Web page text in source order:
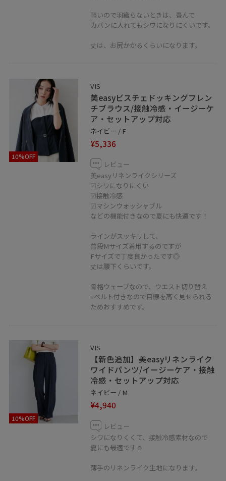
♡を押していただければ【お気に入り】から
＿＿＿＿＿＿＿＿＿＿＿＿＿＿＿＿＿＿＿
軽いので羽織らないときは、畳んで
カバンに入れてもシワになりにくいです。
丈は、お尻かかるくらいになります。
10%OFF
VIS
美easyビスチェドッキングフレン
チブラウス/接触冷感・イージーケ
ア・セットアップ対応
ネイビー / F
¥5,336
レビュー
美easyリネンライクシリーズ
☑︎シワになりにくい
☑︎接触冷感
☑︎マシンウォッシャブル
などの機能付きなので夏にも快適です！
ラインがスッキリして、
普段Mサイズ着用するのですが
Fサイズで丁度良かったです◎
丈は腰下くらいです。
骨格ウェーブなので、ウエスト切り替え
+ベルト付きなので目線を高く見せられる
ためおすすめです。
10%OFF
VIS
【新色追加】美easyリネンライク
ワイドパンツ/イージーケア・接触
冷感・セットアップ対応
ネイビー / M
¥4,940
レビュー
シワになりくくて、接触冷感素材なので
夏にも最適です☺︎
薄手のリネンライク生地になります。